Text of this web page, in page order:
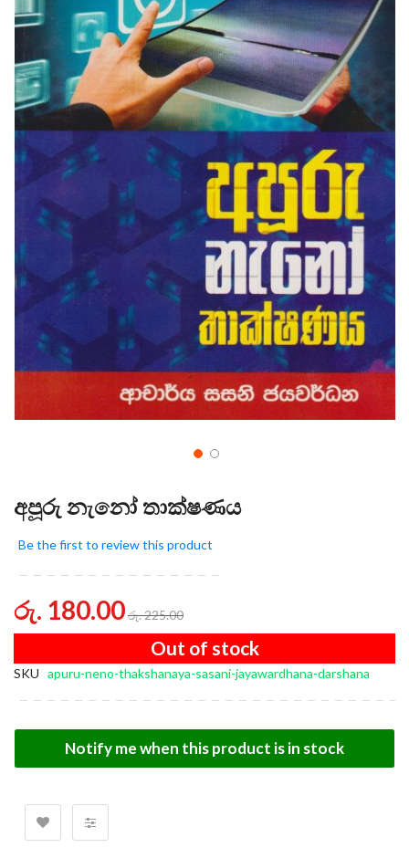
අපූරු නැනෝ තාක්ෂණය
Be the first to review this product
රු. 180.00රු. 225.00
Out of stock
SKU apuru-neno-thakshanaya-sasani-jayawardhana-darshana
Notify me when this product is in stock